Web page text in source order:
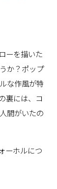
ーを描いた
か？ポップ
な作風が特
裏には、コ
間がいたの
ーホルにつ